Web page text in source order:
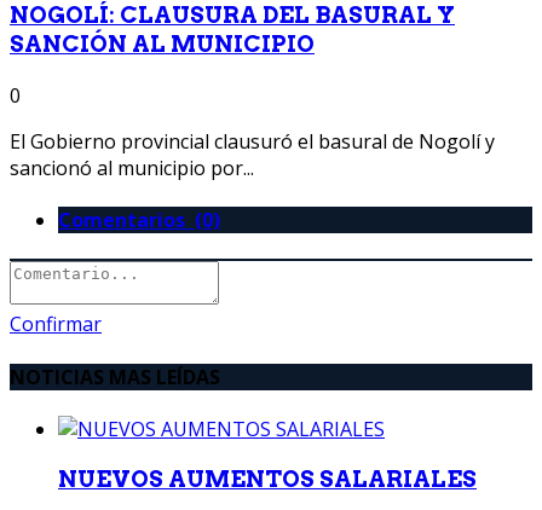
NOGOLÍ: CLAUSURA DEL BASURAL Y
SANCIÓN AL MUNICIPIO
0
El Gobierno provincial clausuró el basural de Nogolí y
sancionó al municipio por...
Comentarios (0)
Confirmar
NOTICIAS MAS LEÍDAS
NUEVOS AUMENTOS SALARIALES